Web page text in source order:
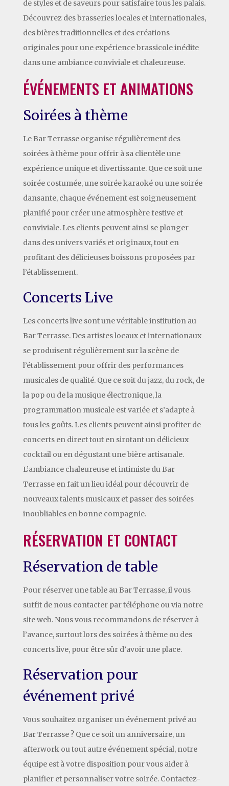
de styles et de saveurs pour satisfaire tous les palais.
Découvrez des brasseries locales et internationales,
des bières traditionnelles et des créations
originales pour une expérience brassicole inédite
dans une ambiance conviviale et chaleureuse.
ÉVÉNEMENTS ET ANIMATIONS
Soirées à thème
Le Bar Terrasse organise régulièrement des
soirées à thème pour offrir à sa clientèle une
expérience unique et divertissante. Que ce soit une
soirée costumée, une soirée karaoké ou une soirée
dansante, chaque événement est soigneusement
planifié pour créer une atmosphère festive et
conviviale. Les clients peuvent ainsi se plonger
dans des univers variés et originaux, tout en
profitant des délicieuses boissons proposées par
l’établissement.
Concerts Live
Les concerts live sont une véritable institution au
Bar Terrasse. Des artistes locaux et internationaux
se produisent régulièrement sur la scène de
l’établissement pour offrir des performances
musicales de qualité. Que ce soit du jazz, du rock, de
la pop ou de la musique électronique, la
programmation musicale est variée et s’adapte à
tous les goûts. Les clients peuvent ainsi profiter de
concerts en direct tout en sirotant un délicieux
cocktail ou en dégustant une bière artisanale.
L’ambiance chaleureuse et intimiste du Bar
Terrasse en fait un lieu idéal pour découvrir de
nouveaux talents musicaux et passer des soirées
inoubliables en bonne compagnie.
RÉSERVATION ET CONTACT
Réservation de table
Pour réserver une table au Bar Terrasse, il vous
suffit de nous contacter par téléphone ou via notre
site web. Nous vous recommandons de réserver à
l’avance, surtout lors des soirées à thème ou des
concerts live, pour être sûr d’avoir une place.
Réservation pour
événement privé
Vous souhaitez organiser un événement privé au
Bar Terrasse ? Que ce soit un anniversaire, un
afterwork ou tout autre événement spécial, notre
équipe est à votre disposition pour vous aider à
planifier et personnaliser votre soirée. Contactez-